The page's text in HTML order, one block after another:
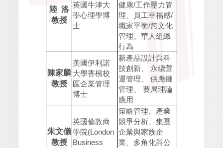
陸 洛
教授
英國牛津大
學心理學博
士
健康/工作壓力管
理、員工幸福感/
職家平衡/跨文化
管理、華人組織
行為
陳家麟
教授
美國伊利諾
大學香檳校
區企業管理
博士
新產品設計與科
技創新、 永續營
運管理、 供應鏈
管理、 賽局理論
應用
朱文儀
教授
英國倫敦商
學院(London
Business
策略管理、產業
競爭分析、集團
企業與家族企
業、多角化與公